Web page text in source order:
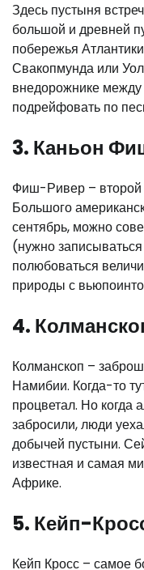
Здесь пустыня
большой и древней
побережья
Свакопмунда или
внедорожнике
подрейфовать по
3. Каньон
Фиш-Ривер – второй
Большого
сентябрь, можно
(нужно
полюбоваться
природы с
4.
Колманскоп –
Намибии. Когда-то
процветал. Но когда
забросили, люди
добычей пустыни.
известная и самая
Африке.
5. Кейп-
Кейп Кросс – самое